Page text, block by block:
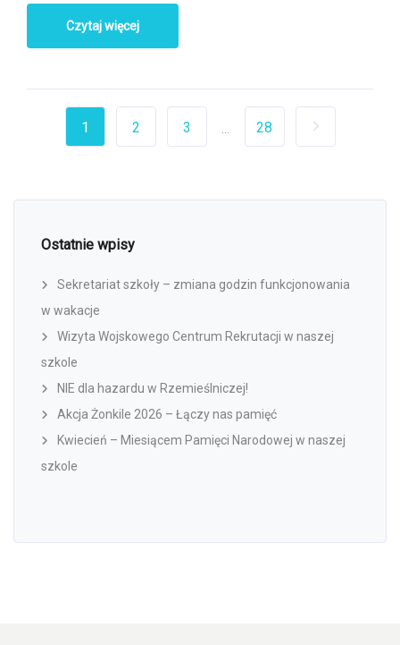
Czytaj więcej
1 2 3 28
Ostatnie wpisy
Sekretariat szkoły – zmiana godzin funkcjonowania
w wakacje
Wizyta Wojskowego Centrum Rekrutacji w naszej
szkole
NIE dla hazardu w Rzemieślniczej!
Akcja Żonkile 2026 – Łączy nas pamięć
Kwiecień – Miesiącem Pamięci Narodowej w naszej
szkole